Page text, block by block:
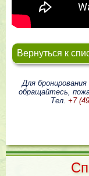
Вернуться к
Для
обращайтесь,
Тел. +7